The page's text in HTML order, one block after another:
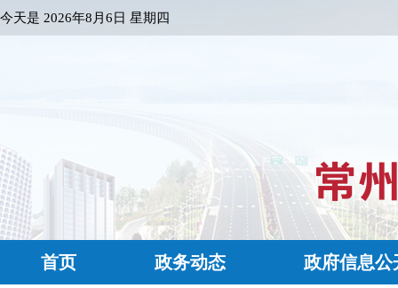
今天是 2026年8月6日 星期四
首页 政务动态 政府信息公